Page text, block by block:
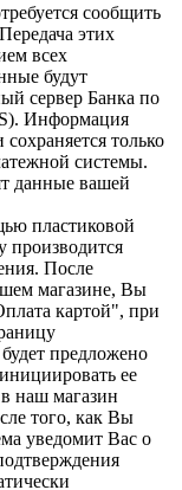
сообщить
этих
всех
будут
сервер Банка по
Информация
только
системы.
данные вашей
пластиковой
производится
После
магазине, Вы
картой", при
предложено
ее
наш магазин
того, как Вы
уведомит Вас о